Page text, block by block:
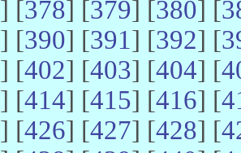
] [378] [379] [380] [
] [390] [391] [392] [
] [402] [403] [404] [
] [414] [415] [416] [
] [426] [427] [428] [